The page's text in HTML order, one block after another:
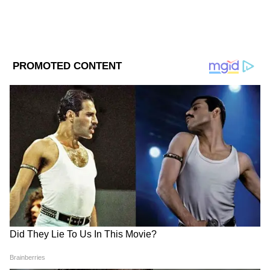
একনজরে ২২ ক্যারট সোনার দাম
১ গ্রাম - ৫,৬৬৫ টাকা
৮ গ্রাম - ৪৫,৩২০ টাকা
DOWNLOAD APP
Business News (বাণিজ্য সংবাদ): Read latest